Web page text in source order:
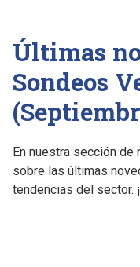
Últimas
Sondeos
En nuestra sección
sobre las últimas
tendencias del sector.